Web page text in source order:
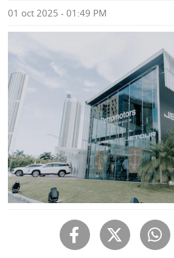
Judiciales
Política
Economía
Mundo
Deportes
Tecnología
Ponle
Firma
K
Opinión
Blogs
Fotografías
Videos
Fe
de
erratas
Historias
01 oct 2025 - 01:49 PM